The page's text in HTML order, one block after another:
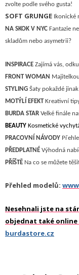
zvolte podle svého gusta!
SOFT GRUNGE Ikonické
NA SKOK V NYC Fantazie
skladům nebo asymetrii?
NSPIRACE Zajímá vás,
FRONT WOMAN M
STYLING Šaty pokaždé jinak
MOTÝLÍ EFEKTKreativní
BURDA STAR Velké finále
BEAUTY Kosmetické
PRACOVNÍ NÁVODY P
PŘEDPLATNÉ Výhodná
PŘÍŠTĚ Na co se můžete
Přehled modelů:
Nesehnali jste na
objednat také online
burdastore.cz